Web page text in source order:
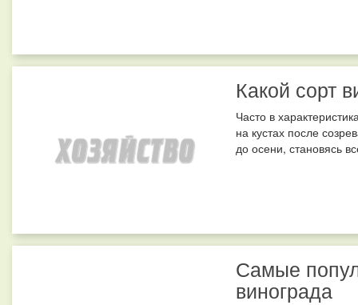
Какой сорт
Часто в
на кустах после
до осени, становясь
Самые
винограда